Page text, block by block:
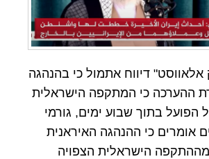
אלאווסט" דיווח אתמול כי בהנהגה
ההערכה כי המתקפה הישראלית
הפועל בתוך שבוע ימים, גורמי
אומרים כי ההנהגה האיראנית
הישראלית הצפויה